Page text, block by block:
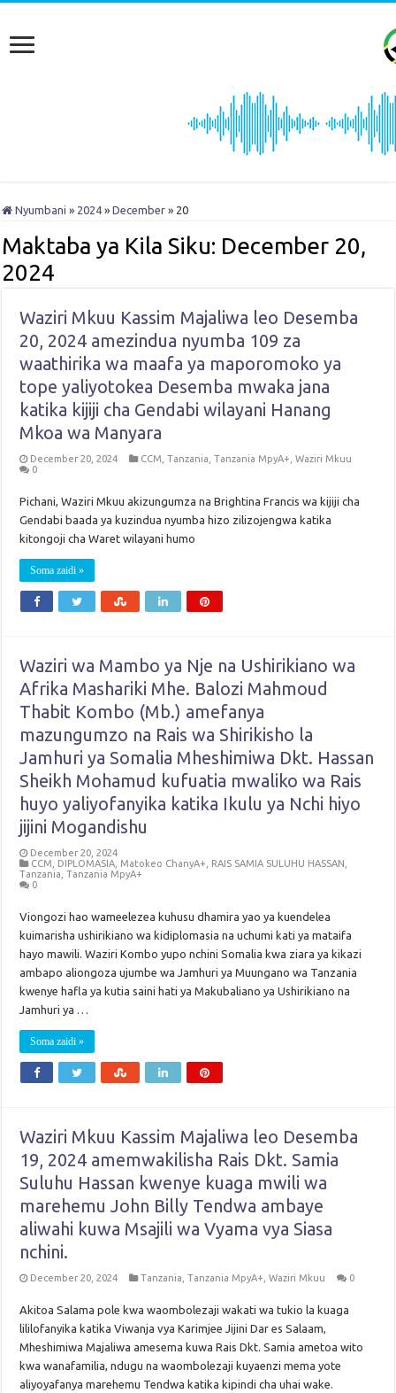
Nyumbani » 2024 » December » 20
Maktaba ya Kila Siku: December 20,
2024
Waziri Mkuu Kassim Majaliwa leo Desemba
20, 2024 amezindua nyumba 109 za
waathirika wa maafa ya maporomoko ya
tope yaliyotokea Desemba mwaka jana
katika kijiji cha Gendabi wilayani Hanang
Mkoa wa Manyara
December 20, 2024 CCM ,Tanzania ,Tanzania MpyA+ ,Waziri Mkuu
0
Pichani, Waziri Mkuu akizungumza na Brightina Francis wa kijiji cha
Gendabi baada ya kuzindua nyumba hizo zilizojengwa katika
kitongoji cha Waret wilayani humo
Soma zaidi »
Waziri wa Mambo ya Nje na Ushirikiano wa
Afrika Mashariki Mhe. Balozi Mahmoud
Thabit Kombo (Mb.) amefanya
mazungumzo na Rais wa Shirikisho la
Jamhuri ya Somalia Mheshimiwa Dkt. Hassan
Sheikh Mohamud kufuatia mwaliko wa Rais
huyo yaliyofanyika katika Ikulu ya Nchi hiyo
jijini Mogandishu
December 20, 2024
CCM
DIPLOMASIA Matokeo ChanyA+ RAIS SAMIA SULUHU HASSAN
Tanzania ,Tanzania MpyA+
0
Viongozi hao wameelezea kuhusu dhamira yao ya kuendelea
kuimarisha ushirikiano wa kidiplomasia na uchumi kati ya mataifa
hayo mawili. Waziri Kombo yupo nchini Somalia kwa ziara ya kikazi
ambapo aliongoza ujumbe wa Jamhuri ya Muungano wa Tanzania
kwenye hafla ya kutia saini hati ya Makubaliano ya Ushirikiano na
Jamhuri ya …
Soma zaidi »
Waziri Mkuu Kassim Majaliwa leo Desemba
19, 2024 amemwakilisha Rais Dkt. Samia
Suluhu Hassan kwenye kuaga mwili wa
marehemu John Billy Tendwa ambaye
aliwahi kuwa Msajili wa Vyama vya Siasa
nchini.
December 20, 2024 Tanzania ,Tanzania MpyA+ ,Waziri Mkuu 0
Akitoa Salama pole kwa waombolezaji wakati wa tukio la kuaga
lililofanyika katika Viwanja vya Karimjee Jijini Dar es Salaam,
Mheshimiwa Majaliwa amesema kuwa Rais Dkt. Samia ametoa wito
kwa wanafamilia, ndugu na waombolezaji kuyaenzi mema yote
aliyoyafanya marehemu Tendwa katika kipindi cha uhai wake.